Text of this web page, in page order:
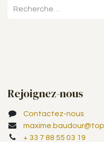
Rejoignez-nous
Contactez-nous
+ 33 7 88 55 03 19